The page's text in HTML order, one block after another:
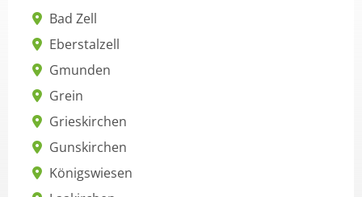
Bad Zell
Eberstalzell
Gmunden
Grein
Grieskirchen
Gunskirchen
Königswiesen